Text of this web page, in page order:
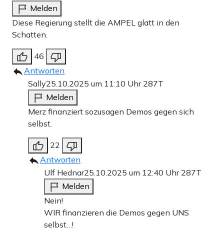
Melden
Diese Regierung stellt die AMPEL glatt in den
Schatten.
46
Antworten
Sally25.10.2025 um 11:10 Uhr 287T
Melden
Merz finanziert sozusagen Demos gegen sich
selbst.
22
Antworten
Ulf Hednar25.10.2025 um 12:40 Uhr 287T
Melden
Nein!
WIR finanzieren die Demos gegen UNS
selbst…!